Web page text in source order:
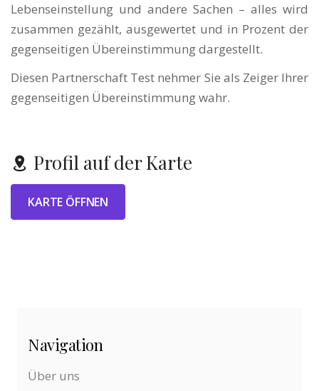
Lebenseinstellung und andere Sachen – alles wird
zusammen gezählt, ausgewertet und in Prozent der
gegenseitigen Übereinstimmung dargestellt.
Diesen Partnerschaft Test nehmer Sie als Zeiger Ihrer
gegenseitigen Übereinstimmung wahr.
Profil auf der Karte
KARTE ÖFFNEN
Navigation
Über uns